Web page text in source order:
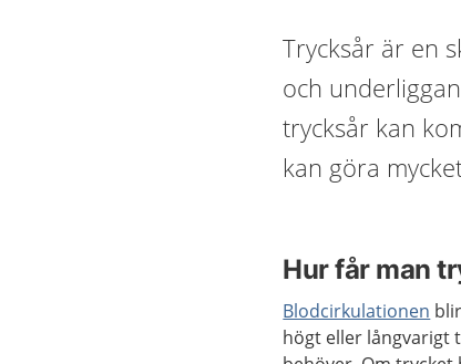
Trycksår är en
och
trycksår kan
kan göra
Hur får man
Blodcirkulationen
högt eller långvarigt